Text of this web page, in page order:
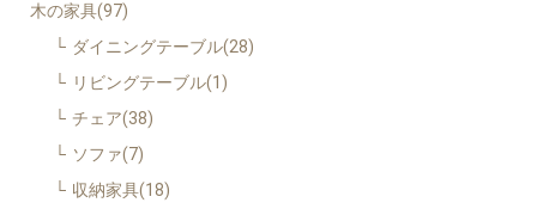
木の家具(97)
ダイニングテーブル(28)
リビングテーブル(1)
チェア(38)
ソファ(7)
収納家具(18)